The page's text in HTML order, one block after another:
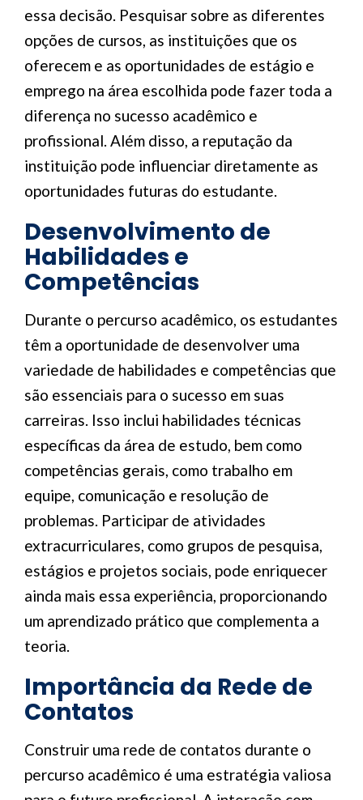
essa decisão. Pesquisar sobre as diferentes
opções de cursos, as instituições que os
oferecem e as oportunidades de estágio e
emprego na área escolhida pode fazer toda a
diferença no sucesso acadêmico e
profissional. Além disso, a reputação da
instituição pode influenciar diretamente as
oportunidades futuras do estudante.
Desenvolvimento de
Habilidades e
Competências
Durante o percurso acadêmico, os estudantes
têm a oportunidade de desenvolver uma
variedade de habilidades e competências que
são essenciais para o sucesso em suas
carreiras. Isso inclui habilidades técnicas
específicas da área de estudo, bem como
competências gerais, como trabalho em
equipe, comunicação e resolução de
problemas. Participar de atividades
extracurriculares, como grupos de pesquisa,
estágios e projetos sociais, pode enriquecer
ainda mais essa experiência, proporcionando
um aprendizado prático que complementa a
teoria.
Importância da Rede de
Contatos
Construir uma rede de contatos durante o
percurso acadêmico é uma estratégia valiosa